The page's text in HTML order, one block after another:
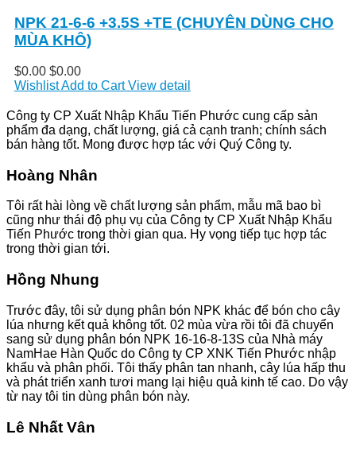
NPK 21-6-6 +3.5S +TE (CHUYÊN DÙNG CHO
MÙA KHÔ)
$0.00 $0.00
WishlistAdd to CartView detail
Công ty CP Xuất Nhập Khẩu Tiến Phước cung cấp sản
phẩm đa dạng, chất lượng, giá cả cạnh tranh; chính sách
bán hàng tốt. Mong được hợp tác với Quý Công ty.
Hoàng Nhân
Tôi rất hài lòng về chất lượng sản phẩm, mẫu mã bao bì
cũng như thái độ phụ vụ của Công ty CP Xuất Nhập Khẩu
Tiến Phước trong thời gian qua. Hy vọng tiếp tục hợp tác
trong thời gian tới.
Hồng Nhung
Trước đây, tôi sử dụng phân bón NPK khác để bón cho cây
lúa nhưng kết quả không tốt. 02 mùa vừa rồi tôi đã chuyển
sang sử dụng phân bón NPK 16-16-8-13S của Nhà máy
NamHae Hàn Quốc do Công ty CP XNK Tiến Phước nhập
khẩu và phân phối. Tôi thấy phân tan nhanh, cây lúa hấp thu
và phát triển xanh tươi mang lại hiệu quả kinh tế cao. Do vậy
từ nay tôi tin dùng phân bón này.
Lê Nhất Vân